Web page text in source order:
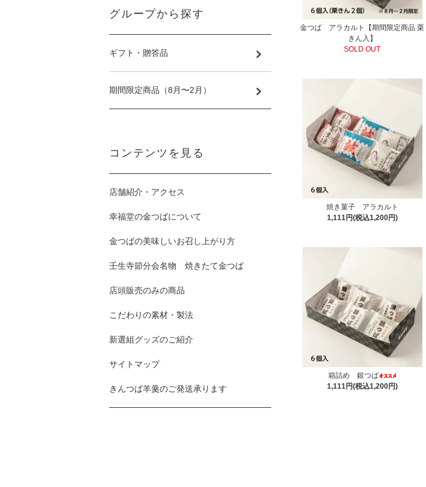
金つば アラカルト【期間限定商品 栗
きん入】
SOLD OUT
焼き菓子 アラカルト
1,111円(税込1,200円)
箱詰め 銀つば
1,111円(税込1,200円)
グループから探す
ギフト・贈答品
期間限定商品（8月〜2月）
コンテンツを見る
店舗紹介・アクセス
幸福堂の金つばについて
金つばの美味しいお召し上がり方
壬生寺節分会名物 焼きたて金つば
店頭販売のみの商品
こだわりの素材・製法
新選組グッズのご紹介
サイトマップ
きんつば羊羹のご発送承ります